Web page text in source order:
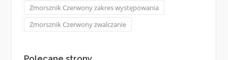
Zmorsznik Czerwony zakres występowania
Zmorsznik Czerwony zwalczanie